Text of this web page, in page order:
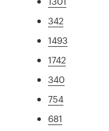
342
1493
1742
340
754
681